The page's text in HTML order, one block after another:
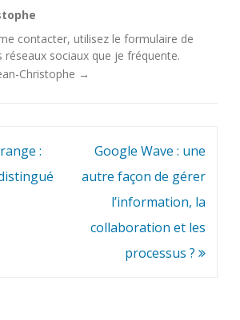
contacter, utilisez le formulaire de
réseaux sociaux que je fréquente.
Christophe →
:
Google Wave : une
autre façon de gérer
l’information, la
collaboration et les
processus ?